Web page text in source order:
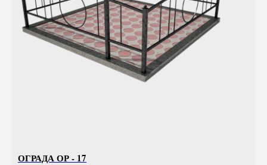
ОГРАДА ОР - 17